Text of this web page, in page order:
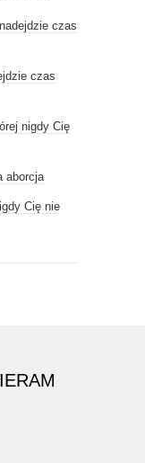
czas
czas
nigdy Cię
aborcja
Cię nie